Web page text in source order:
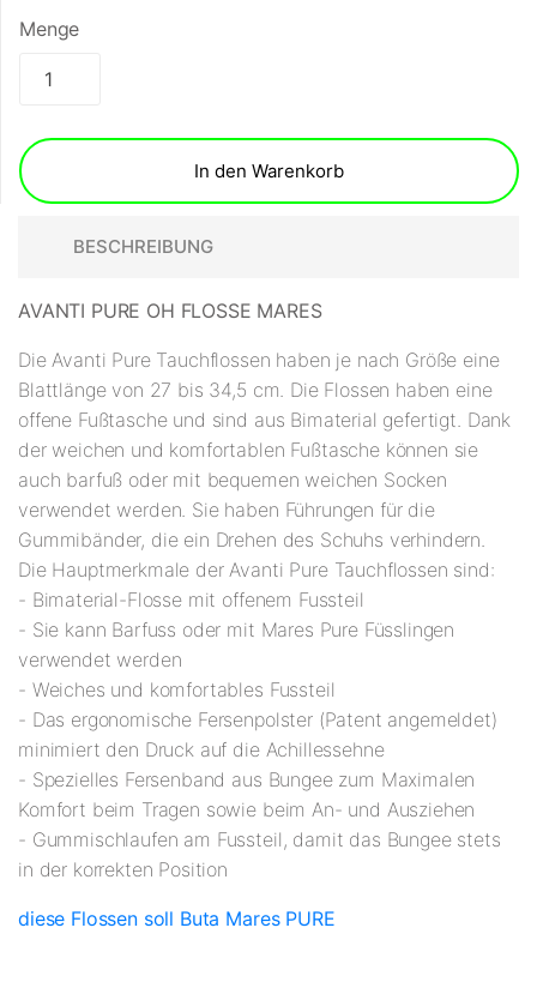
Menge
In den Warenkorb
BESCHREIBUNG
AVANTI PURE OH FLOSSE MARES
Die Avanti Pure Tauchflossen haben je nach Größe eine
Blattlänge von 27 bis 34,5 cm. Die Flossen haben eine
offene Fußtasche und sind aus Bimaterial gefertigt. Dank
der weichen und komfortablen Fußtasche können sie
auch barfuß oder mit bequemen weichen Socken
verwendet werden. Sie haben Führungen für die
Gummibänder, die ein Drehen des Schuhs verhindern.
Die Hauptmerkmale der Avanti Pure Tauchflossen sind:
- Bimaterial-Flosse mit offenem Fussteil
- Sie kann Barfuss oder mit Mares Pure Füsslingen
verwendet werden
- Weiches und komfortables Fussteil
- Das ergonomische Fersenpolster (Patent angemeldet)
minimiert den Druck auf die Achillessehne
- Spezielles Fersenband aus Bungee zum Maximalen
Komfort beim Tragen sowie beim An- und Ausziehen
- Gummischlaufen am Fussteil, damit das Bungee stets
in der korrekten Position
diese Flossen soll Buta Mares PURE